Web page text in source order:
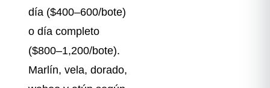
día ($400–600/bote)
o día completo
($800–1,200/bote).
Marlín, vela, dorado,